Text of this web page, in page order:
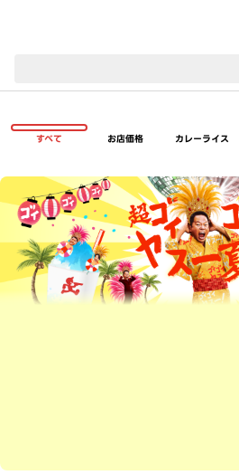
すべて お店価格 カレーライス
超ゴイゴイヤスー夏祭